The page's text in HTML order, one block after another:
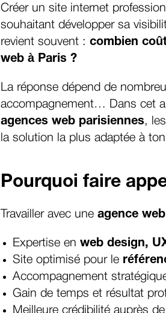
Créer un site internet
souhaitant développer sa
revient souvent : combien
web à Paris ?
La réponse dépend de
accompagnement… Dans cet
agences web parisiennes,
la solution la plus adaptée à
Pourquoi faire
Travailler avec une agence
Expertise en web design,
Site optimisé pour le
Accompagnement
Gain de temps et résultat
Meilleure crédibilité auprès